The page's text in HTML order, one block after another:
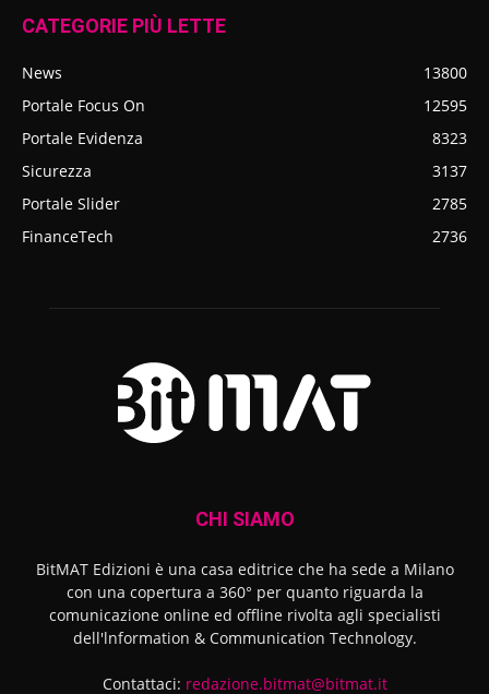
CATEGORIE PIÙ LETTE
News
13800
Portale Focus On
12595
Portale Evidenza
8323
Sicurezza
3137
Portale Slider
2785
FinanceTech
2736
CHI SIAMO
BitMAT Edizioni è una casa editrice che ha sede a Milano
con una copertura a 360° per quanto riguarda la
comunicazione online ed offline rivolta agli specialisti
dell'lnformation & Communication Technology.
Contattaci: redazione.bitmat@bitmat.it